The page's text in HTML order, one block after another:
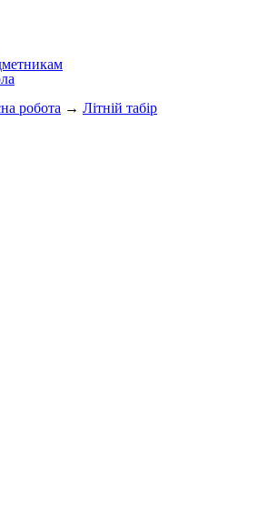
робота → Літній табір